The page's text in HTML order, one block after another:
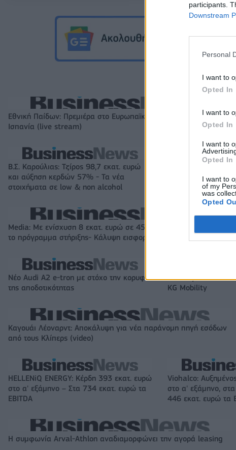
participants.
Downstream
Personal
I want to
Opted In
I want to
Opted In
I want to
Opted In
I want to
of my
was
Opted
Εθνική Παίδων: Πρεμιέρα στο Ευρωπαϊκό με αντίπαλο την
Ισπανία (live stream)
Β.Σ. Καρούλιας: Τζίρος 98,7 εκατ. ευρώ
και αύξηση κερδών 57% - Τα νέα
στοιχήματα σε low & non alcohol
Metlen: Ρεκόρ
στα 550 εκατ.
εκατ. ευρώ
Media: Με ενίσχυση 8 εκατ. ευρώ σε 451 επιχειρήσεις ξεκίνησε
το πρόγραμμα στήριξης- Κάλυψη εισφορών ΕΔΟΕΑΠ
Νέο Audi A2 e-tron με στόχο την κορυφή
της αποδοτικότητας
Η Chery επενδύει
KG Mobility
Καγουάι Λέοναρντ: Αποκάλυψη για νέα παράνομη πηγή εσόδων
από τους Κλίπερς (video)
HELLENiQ ENERGY: Κέρδη 393 εκατ. ευρώ
στο α' εξάμηνο – Στα 734 εκατ. ευρώ τα
EBITDA
Viohalco:
στο α' εξάμηνο,
446 εκατ. ευρώ τα
Η συμφωνία Arval-Athlon αναδιαμορφώνει την αγορά leasing